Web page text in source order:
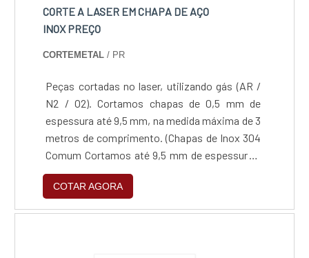
CORTE A LASER EM CHAPA DE AÇO
INOX PREÇO
CORTEMETAL / PR
Peças cortadas no laser, utilizando gás (AR /
N2 / O2). Cortamos chapas de 0,5 mm de
espessura até 9,5 mm, na medida máxima de 3
metros de comprimento. (Chapas de Inox 304
Comum Cortamos até 9,5 mm de espessura /
Chapas de Inox 304 Escovado Cortamos até
3,00 mm de espessura / Chapas de Inox 430
Comum Cortamos até 2,5 mm de espessura /
COTAR AGORA